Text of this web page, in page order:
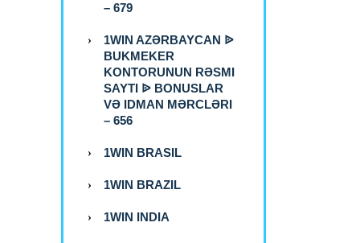
– 679
1WIN AZƏRBAYCAN ᐉ
BUKMEKER
KONTORUNUN RƏSMI
SAYTI ᐉ BONUSLAR
VƏ IDMAN MƏRCLƏRI
– 656
1WIN BRASIL
1WIN BRAZIL
1WIN INDIA